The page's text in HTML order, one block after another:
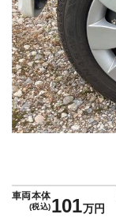
車両本体
(税込)101万円